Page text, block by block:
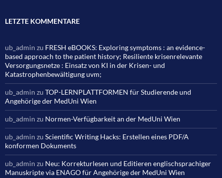
LETZTE KOMMENTARE
ub_admin zu FRESH eBOOKS: Exploring symptoms : an evidence-
based approach to the patient history; Resiliente krisenrelevante
Versorgungsnetze : Einsatz von KI in der Krisen- und
Katastrophenbewältigung uvm;
ub_admin zu TOP-LERNPLATTFORMEN für Studierende und
Angehörige der MedUni Wien
ub_admin zu Normen-Verfügbarkeit an der MedUni Wien
ub_admin zu Scientific Writing Hacks: Erstellen eines PDF/A
konformen Dokuments
ub_admin zu Neu: Korrekturlesen und Editieren englischsprachiger
Manuskripte via ENAGO für Angehörige der MedUni Wien